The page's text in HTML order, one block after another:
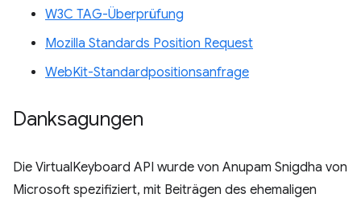
W3C TAG-Überprüfung
Mozilla Standards Position Request
WebKit-Standardpositionsanfrage
Danksagungen
Die VirtualKeyboard API wurde von Anupam Snigdha von
Microsoft spezifiziert, mit Beiträgen des ehemaligen